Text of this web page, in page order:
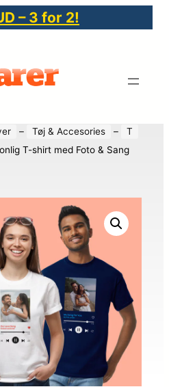
– 3 for 2!
– Tøj & Accesories –
T
T-shirt med Foto & Sang